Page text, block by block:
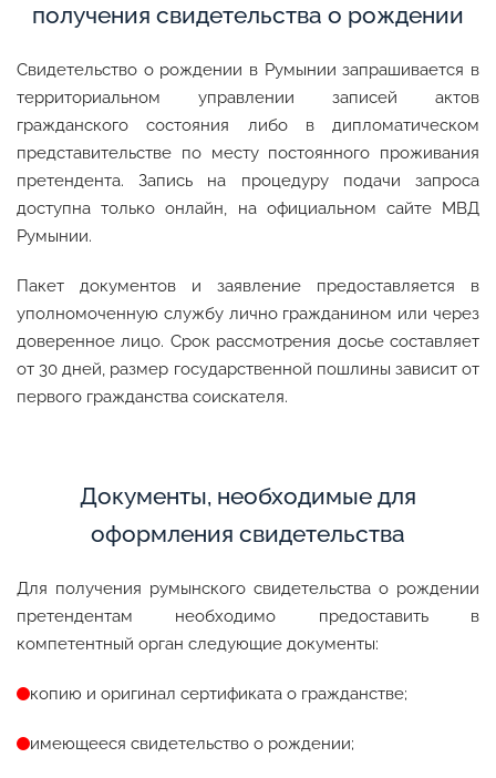
получения свидетельства о рождении
Свидетельство о рождении в Румынии запрашивается в
территориальном управлении записей актов
гражданского состояния либо в дипломатическом
представительстве по месту постоянного проживания
претендента. Запись на процедуру подачи запроса
доступна только онлайн, на официальном сайте МВД
Румынии.
Пакет документов и заявление предоставляется в
уполномоченную службу лично гражданином или через
доверенное лицо. Срок рассмотрения досье составляет
от 30 дней, размер государственной пошлины зависит от
первого гражданства соискателя.
Документы, необходимые для
оформления свидетельства
Для получения румынского свидетельства о рождении
претендентам необходимо предоставить в
компетентный орган следующие документы:
копию и оригинал сертификата о гражданстве;
имеющееся свидетельство о рождении;